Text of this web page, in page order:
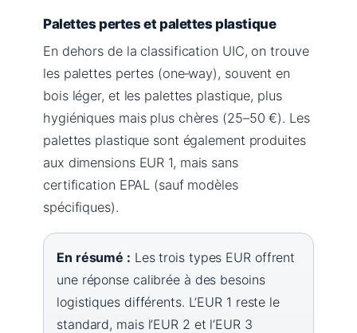
Palettes pertes et palettes plastique
En dehors de la classification UIC, on trouve
les palettes pertes (one‑way), souvent en
bois léger, et les palettes plastique, plus
hygiéniques mais plus chères (25–50 €). Les
palettes plastique sont également produites
aux dimensions EUR 1, mais sans
certification EPAL (sauf modèles
spécifiques).
En résumé : Les trois types EUR offrent
une réponse calibrée à des besoins
logistiques différents. L’EUR 1 reste le
standard, mais l’EUR 2 et l’EUR 3